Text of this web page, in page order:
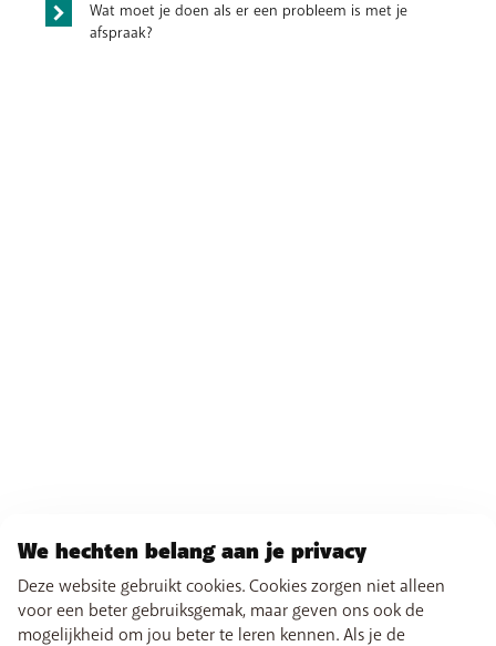
Wat moet je doen als er een probleem is met je
afspraak?
We hechten belang aan je privacy
Deze website gebruikt cookies. Cookies zorgen niet alleen
voor een beter gebruiksgemak, maar geven ons ook de
mogelijkheid om jou beter te leren kennen. Als je de